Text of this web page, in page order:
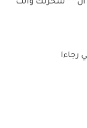
ال****سحرتك وانت
رجاءا